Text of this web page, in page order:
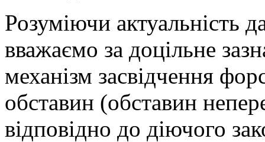
Розуміючи актуальність
вважаємо за доцільне
механізм засвідчення
обставин (обставин
відповідно до діючого